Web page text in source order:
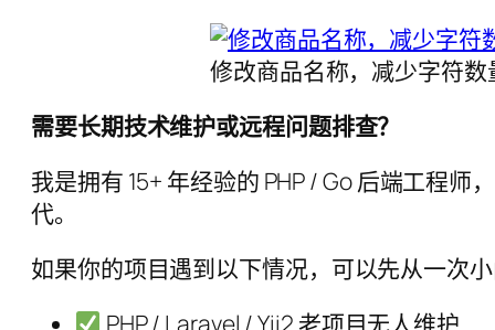
修改商品名称，减少字符
需要长期技术维护或远程问题排查？
我是拥有 15+ 年经验的 PHP / Go 后端工程
代。
如果你的项目遇到以下情况，可以先从一次
PHP / Laravel / Yii2 老项目无人维护